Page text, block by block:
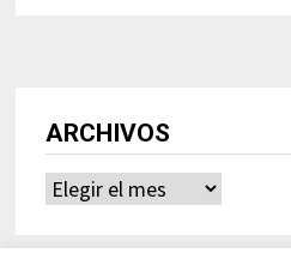
ARCHIVOS
Archivos